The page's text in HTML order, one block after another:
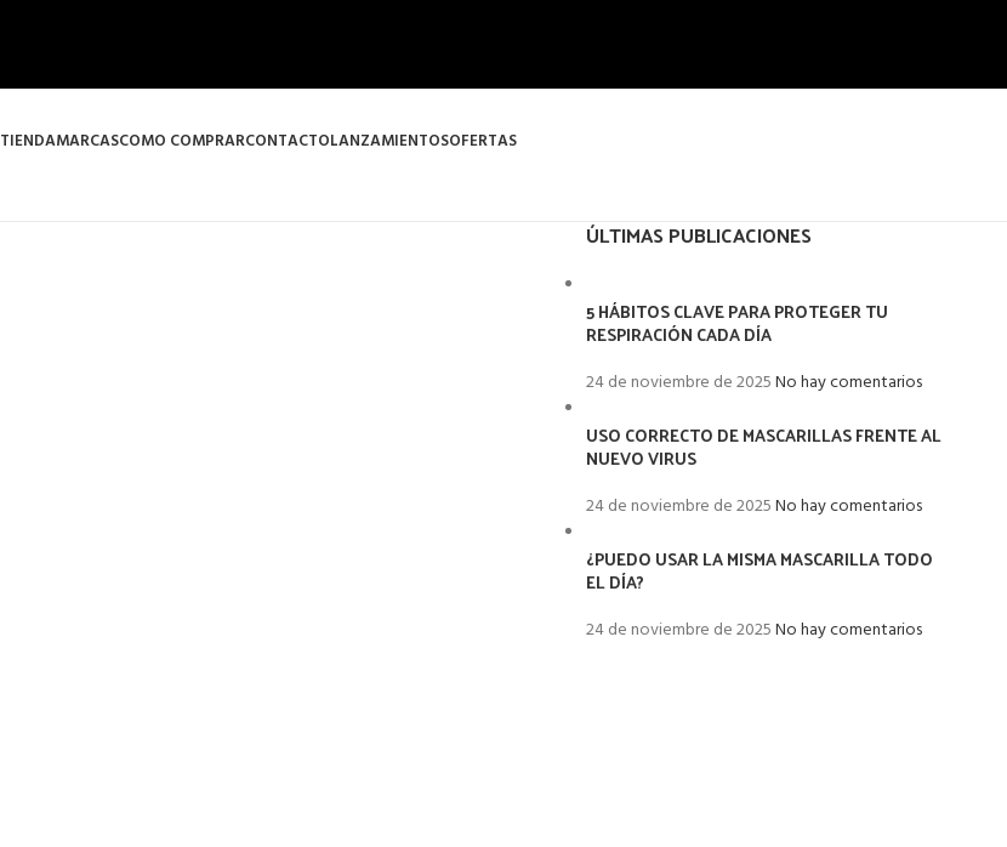
TIENDAMARCASCOMO COMPRARCONTACTOLANZAMIENTOSOFERTAS
ÚLTIMAS PUBLICACIONES
5 HÁBITOS CLAVE PARA PROTEGER TU
RESPIRACIÓN CADA DÍA
24 de noviembre de 2025No hay comentarios
USO CORRECTO DE MASCARILLAS FRENTE AL
NUEVO VIRUS
24 de noviembre de 2025No hay comentarios
¿PUEDO USAR LA MISMA MASCARILLA TODO
EL DÍA?
24 de noviembre de 2025No hay comentarios